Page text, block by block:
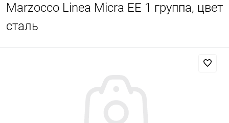
Marzocco Linea Micra EE 1 группа, цвет
сталь